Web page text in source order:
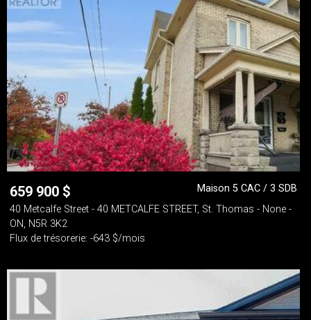
659 900 $
Maison 5 CAC / 3 SDB
40 Metcalfe Street - 40 METCALFE STREET, St. Thomas - None -
ON, N5R 3K2
Flux de trésorerie: -643 $/mois